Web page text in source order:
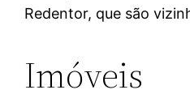
Redentor, que são
Imóveis